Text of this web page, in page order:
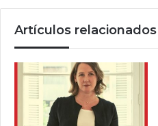
Artículos relacionados